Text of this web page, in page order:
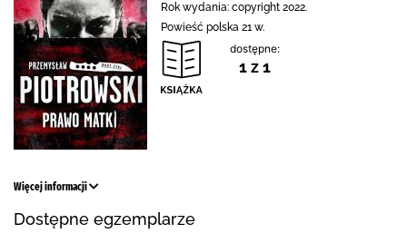
Rok wydania: copyright 2022.
Powieść polska 21 w.
dostępne:
1 z 1
Więcej informacji
Dostępne egzemplarze